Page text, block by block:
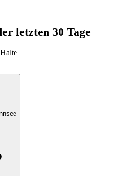
letzten 30 Tage